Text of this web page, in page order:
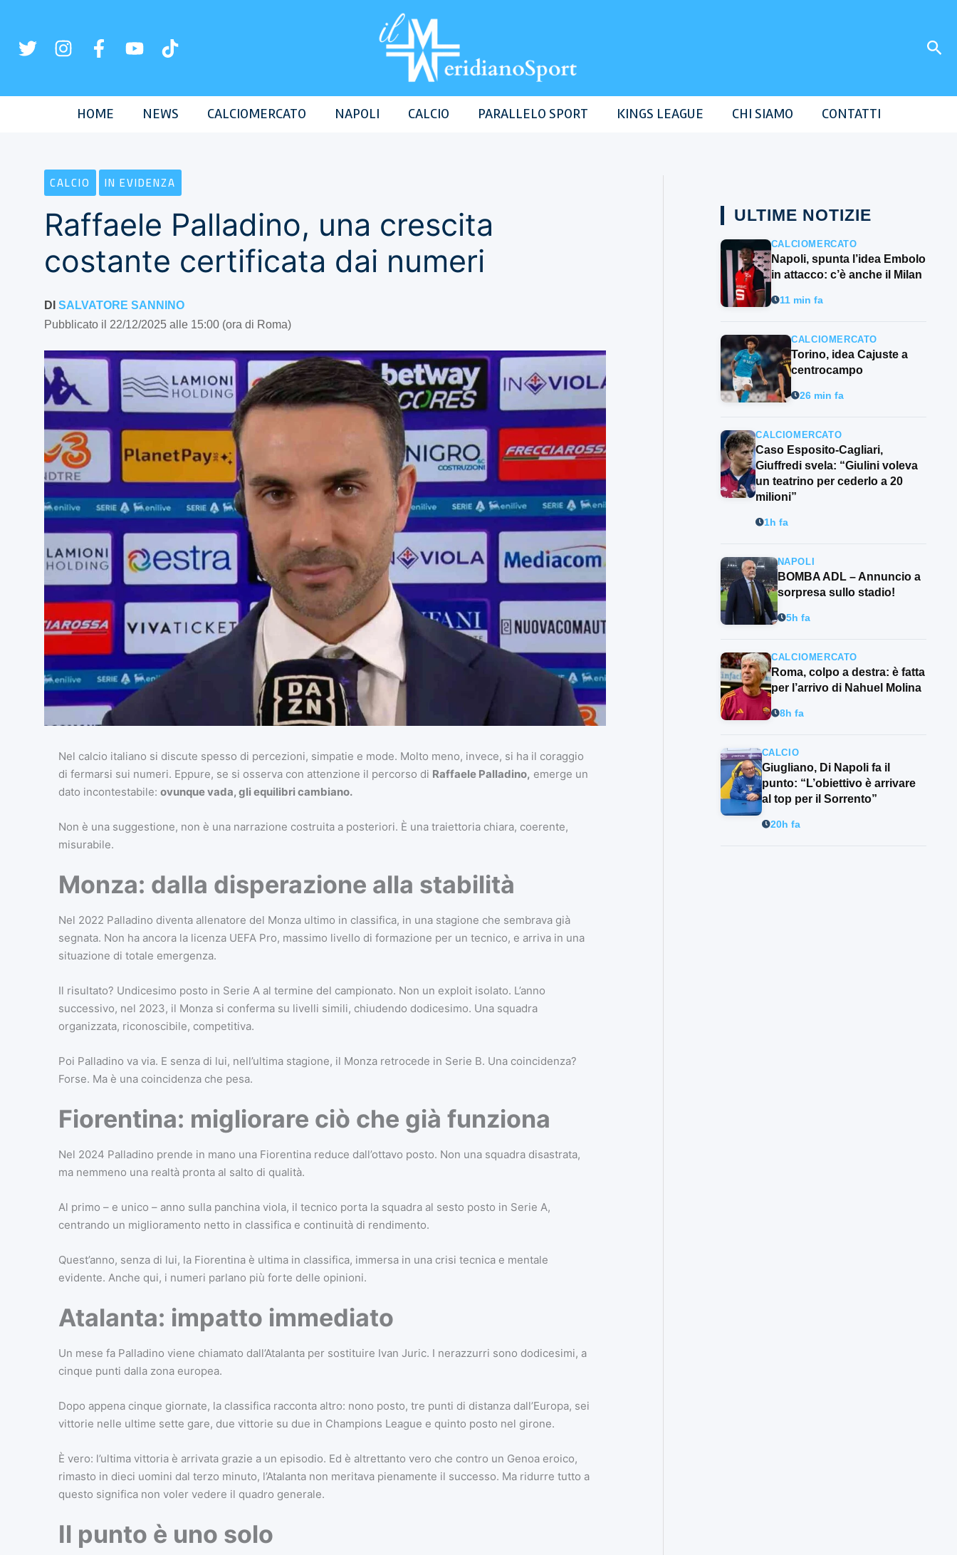
contenuto
HOME NEWS CALCIOMERCATO NAPOLI CALCIO PARALLELO SPORT KINGS LEAGUE CHI SIAMO CONTATTI
CALCIO IN EVIDENZA
Raffaele Palladino, una crescita
costante certificata dai numeri
DI SALVATORE SANNINO
Pubblicato il 22/12/2025 alle 15:00 (ora di Roma)
Nel calcio italiano si discute spesso di percezioni, simpatie e mode. Molto meno, invece, si ha il coraggio
di fermarsi sui numeri. Eppure, se si osserva con attenzione il percorso di Raffaele Palladino, emerge un
dato incontestabile: ovunque vada, gli equilibri cambiano.
Non è una suggestione, non è una narrazione costruita a posteriori. È una traiettoria chiara, coerente,
misurabile.
Monza: dalla disperazione alla stabilità
Nel 2022 Palladino diventa allenatore del Monza ultimo in classifica, in una stagione che sembrava già
segnata. Non ha ancora la licenza UEFA Pro, massimo livello di formazione per un tecnico, e arriva in una
situazione di totale emergenza.
Il risultato? Undicesimo posto in Serie A al termine del campionato. Non un exploit isolato. L’anno
successivo, nel 2023, il Monza si conferma su livelli simili, chiudendo dodicesimo. Una squadra
organizzata, riconoscibile, competitiva.
Poi Palladino va via. E senza di lui, nell’ultima stagione, il Monza retrocede in Serie B. Una coincidenza?
Forse. Ma è una coincidenza che pesa.
Fiorentina: migliorare ciò che già funziona
Nel 2024 Palladino prende in mano una Fiorentina reduce dall’ottavo posto. Non una squadra disastrata,
ma nemmeno una realtà pronta al salto di qualità.
Al primo – e unico – anno sulla panchina viola, il tecnico porta la squadra al sesto posto in Serie A,
centrando un miglioramento netto in classifica e continuità di rendimento.
Quest’anno, senza di lui, la Fiorentina è ultima in classifica, immersa in una crisi tecnica e mentale
evidente. Anche qui, i numeri parlano più forte delle opinioni.
Atalanta: impatto immediato
Un mese fa Palladino viene chiamato dall’Atalanta per sostituire Ivan Juric. I nerazzurri sono dodicesimi, a
cinque punti dalla zona europea.
Dopo appena cinque giornate, la classifica racconta altro: nono posto, tre punti di distanza dall’Europa, sei
vittorie nelle ultime sette gare, due vittorie su due in Champions League e quinto posto nel girone.
È vero: l’ultima vittoria è arrivata grazie a un episodio. Ed è altrettanto vero che contro un Genoa eroico,
rimasto in dieci uomini dal terzo minuto, l’Atalanta non meritava pienamente il successo. Ma ridurre tutto a
questo significa non voler vedere il quadro generale.
Il punto è uno solo
ULTIME NOTIZIE
CALCIOMERCATO
Napoli, spunta l’idea Embolo
in attacco: c’è anche il Milan
11 min fa
CALCIOMERCATO
Torino, idea Cajuste a
centrocampo
26 min fa
CALCIOMERCATO
Caso Esposito-Cagliari,
Giuffredi svela: “Giulini voleva
un teatrino per cederlo a 20
milioni”
1h fa
NAPOLI
BOMBA ADL – Annuncio a
sorpresa sullo stadio!
5h fa
CALCIOMERCATO
Roma, colpo a destra: è fatta
per l’arrivo di Nahuel Molina
8h fa
CALCIO
Giugliano, Di Napoli fa il
punto: “L’obiettivo è arrivare
al top per il Sorrento”
20h fa